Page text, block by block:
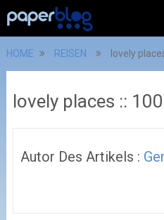
HOME REISEN lovely
lovely places ::
Autor Des Artikels :